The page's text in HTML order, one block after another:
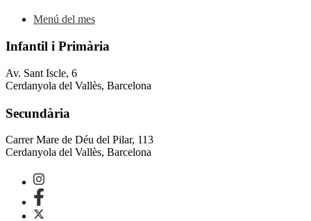
Menú del mes
Infantil i Primària
Av. Sant Iscle, 6
Cerdanyola del Vallès, Barcelona
Secundària
Carrer Mare de Déu del Pilar, 113
Cerdanyola del Vallès, Barcelona